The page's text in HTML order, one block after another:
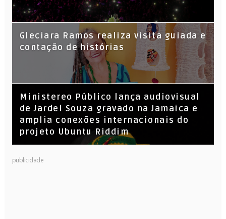
KL Jay (Racionais MC’s), DJ Raíz e DJ
Leandro Vitrola na BIGSHAKE 14
Gleciara Ramos realiza visita guiada e
contação de histórias
​Ministereo Público lança audiovisual
de Jardel Souza gravado na Jamaica e
amplia conexões internacionais do
projeto Ubuntu Riddim
publicidade